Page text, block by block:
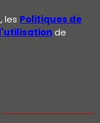
les Politiques de
de